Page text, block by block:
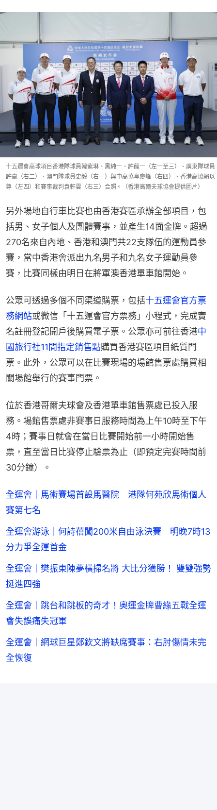
十五運會高球項目香港隊球員韓紫琳、黑純一、許龍一（左一至三）、廣東隊球員
許贏（右二）、澳門隊球員史毅（右一）與中高協韋慶峰（右四）、香港高協賴以
尊（左四）和賽事裁判袁軒雲（右三）合照。（香港高爾夫球協會提供圖片）
另外場地自行車比賽也由香港賽區承辦全部項目，包
括男、女子個人及團體賽事，並產生14面金牌。超過
270名來自內地、香港和澳門共22支隊伍的運動員參
賽，當中香港會派出九名男子和九名女子運動員參
賽，比賽同樣由明日在將軍澳香港單車館開始。
公眾可透過多個不同渠道購票，包括十五運會官方票
務網站或微信「十五運會官方票務」小程式，完成實
名註冊登記開戶後購買電子票。公眾亦可前往香港中
國旅行社11間指定銷售點購買香港賽區項目紙質門
票。此外，公眾可以在比賽現場的場館售票處購買相
關場館舉行的賽事門票。
位於香港哥爾夫球會及香港單車館售票處已投入服
務。場館售票處非賽事日服務時間為上午10時至下午
4時；賽事日就會在當日比賽開始前一小時開始售
票，直至當日比賽停止驗票為止（即預定完賽時間前
30分鐘）。
全運會｜馬術賽場首設馬醫院 港隊何苑欣馬術個人
賽第七名
全運會游泳｜何詩蓓闖200米自由泳決賽 明晚7時13
分力爭全運首金
全運會｜樊振東陳夢橫掃名將 大比分獲勝！ 雙雙強勢
挺進四強
全運會｜跳台和跳板的奇才！奧運金牌曹緣五戰全運
會失誤痛失冠軍
全運會｜網球巨星鄭欽文將缺席賽事：右肘傷情未完
全恢復